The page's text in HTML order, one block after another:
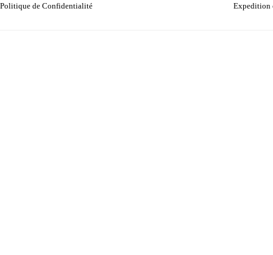
Politique de Confidentialité
Expedition